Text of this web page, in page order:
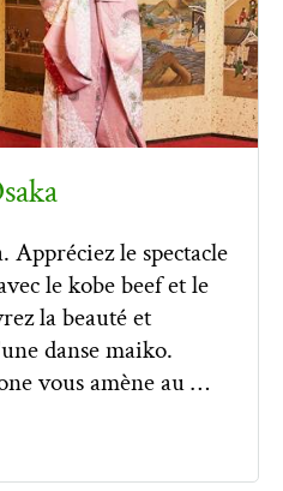
Appréciez le spectacle
le kobe beef et le
la beauté et
danse maiko.
vous amène au …